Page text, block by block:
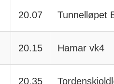
20.07 Tunnelløpet
20.15 Hamar vk4
20.35